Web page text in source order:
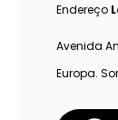
Endereço
Avenida
Europa.